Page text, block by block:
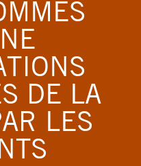
DE LA
LES